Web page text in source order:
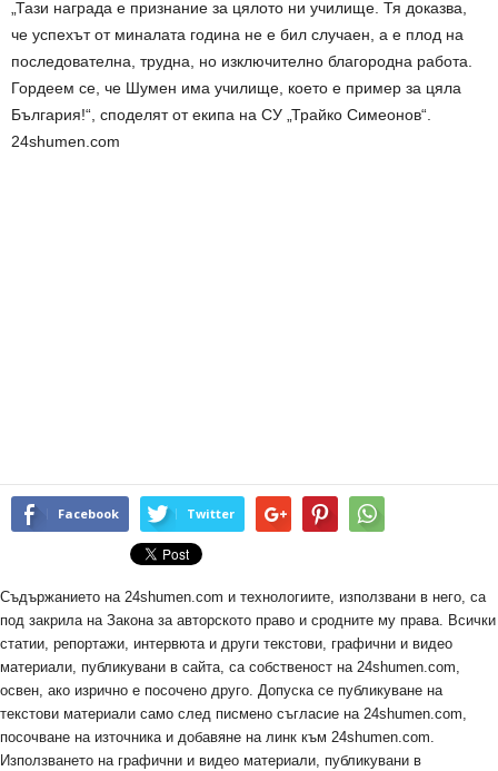
„Тази награда е признание за цялото ни училище. Тя доказва,
че успехът от миналата година не е бил случаен, а е плод на
последователна, трудна, но изключително благородна работа.
Гордеем се, че Шумен има училище, което е пример за цяла
България!“, споделят от екипа на СУ „Трайко Симеонов“.
24shumen.com
Facebook Twitter
Съдържанието на 24shumen.com и технологиите, използвани в него, са
под закрила на Закона за авторското право и сродните му права. Всички
статии, репортажи, интервюта и други текстови, графични и видео
материали, публикувани в сайта, са собственост на 24shumen.com,
освен, ако изрично е посочено друго. Допуска се публикуване на
текстови материали само след писмено съгласие на 24shumen.com,
посочване на източника и добавяне на линк към 24shumen.com.
Използването на графични и видео материали, публикувани в